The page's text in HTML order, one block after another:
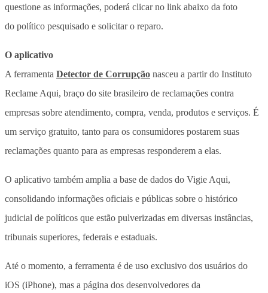
questione as informações, poderá clicar no link abaixo da foto
do político pesquisado e solicitar o reparo.
O aplicativo
A ferramenta Detector de Corrupção nasceu a partir do Instituto
Reclame Aqui, braço do site brasileiro de reclamações contra
empresas sobre atendimento, compra, venda, produtos e serviços. É
um serviço gratuito, tanto para os consumidores postarem suas
reclamações quanto para as empresas responderem a elas.
O aplicativo também amplia a base de dados do Vigie Aqui,
consolidando informações oficiais e públicas sobre o histórico
judicial de políticos que estão pulverizadas em diversas instâncias,
tribunais superiores, federais e estaduais.
Até o momento, a ferramenta é de uso exclusivo dos usuários do
iOS (iPhone), mas a página dos desenvolvedores da